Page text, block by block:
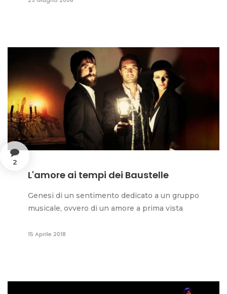
2
L'amore ai tempi dei Baustelle
Genesi di un sentimento dedicato a un gruppo
musicale, ovvero di un amore a prima vista
15 Aprile 2018